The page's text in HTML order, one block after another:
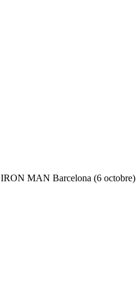
IRON MAN Barcelona (6 octobre)